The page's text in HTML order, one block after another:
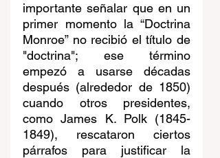
importante señalar que en un
primer momento la “Doctrina
Monroe” no recibió el título de
"doctrina"; ese término
empezó a usarse décadas
después (alrededor de 1850)
cuando otros presidentes,
como James K. Polk (1845-
1849), rescataron ciertos
párrafos para justificar la